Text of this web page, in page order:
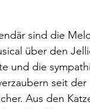
über den
und die
seit der
Aus den